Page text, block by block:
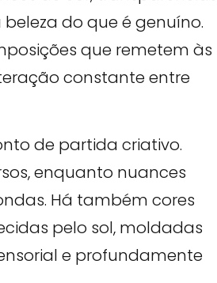
do que é genuíno.
que remetem às
constante entre
de partida criativo.
enquanto nuances
Há também cores
pelo sol, moldadas
e profundamente